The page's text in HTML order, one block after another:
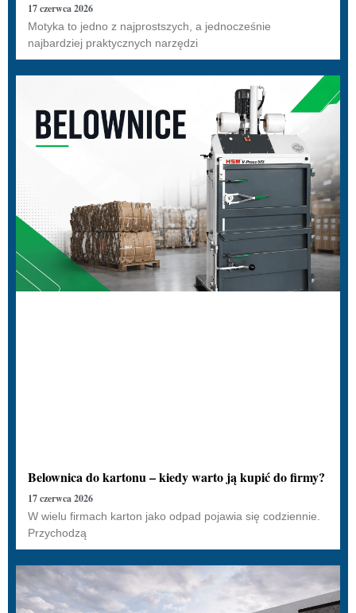
17 czerwca 2026
Motyka to jedno z najprostszych, a jednocześnie
najbardziej praktycznych narzędzi
Belownica do kartonu – kiedy warto ją kupić do firmy?
17 czerwca 2026
W wielu firmach karton jako odpad pojawia się codziennie.
Przychodzą